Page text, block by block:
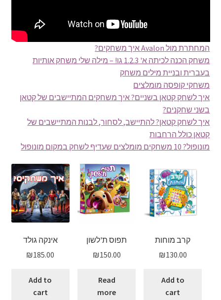
המחתרת מול Avalon איך משחקים?
משחק הכנה לכיתה א' 1.2.3 גו! – מילה שלי משחק אותיות
בעברית ובניית מילים משחק
משחקי קופסה מומלצים
איך לשחק קטאן בשניים? איך משחקים המתיישבים של קטאן
בשני שחקנים?
איך לשחק קטאן? להתיישב, לסחור, לבנות המתיישבים של
קטאן כולל הרחבות
מונופול? 10 משחקים מומלצים שעדיף לשחק במקום מונופול
קרב מוחות
₪130.00
Add to
cart
תפוס ת'לשון
₪150.00
Read
more
אינקה גולד
₪185.00
Add to
cart